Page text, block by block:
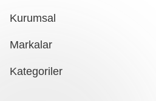
Kurumsal
Markalar
Kategoriler